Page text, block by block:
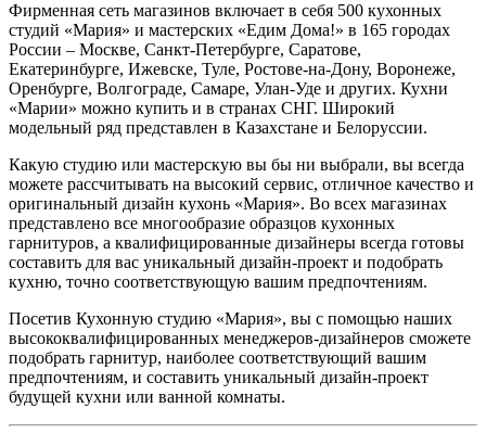
Фирменная сеть магазинов включает в себя 500 кухонных
студий «Мария» и мастерских «Едим Дома!» в 165 городах
России – Москве, Санкт-Петербурге, Саратове,
Екатеринбурге, Ижевске, Туле, Ростове-на-Дону, Воронеже,
Оренбурге, Волгограде, Самаре, Улан-Уде и других. Кухни
«Марии» можно купить и в странах СНГ. Широкий
модельный ряд представлен в Казахстане и Белоруссии.
Какую студию или мастерскую вы бы ни выбрали, вы всегда
можете рассчитывать на высокий сервис, отличное качество и
оригинальный дизайн кухонь «Мария». Во всех магазинах
представлено все многообразие образцов кухонных
гарнитуров, а квалифицированные дизайнеры всегда готовы
составить для вас уникальный дизайн-проект и подобрать
кухню, точно соответствующую вашим предпочтениям.
Посетив Кухонную студию «Мария», вы с помощью наших
высококвалифицированных менеджеров-дизайнеров сможете
подобрать гарнитур, наиболее соответствующий вашим
предпочтениям, и составить уникальный дизайн-проект
будущей кухни или ванной комнаты.